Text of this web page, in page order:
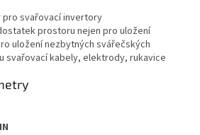
svařovací invertory
prostoru nejen pro uložení
uložení nezbytných svářečských
svařovací kabely, elektrody, rukavice